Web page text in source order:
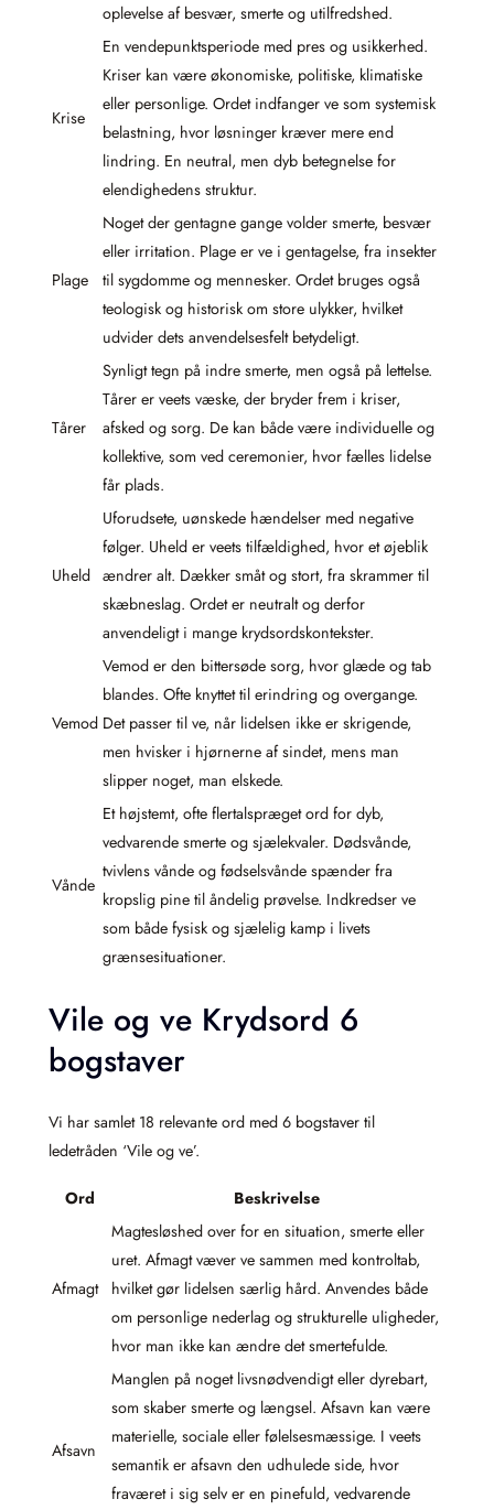
oplevelse af besvær, smerte og utilfredshed.
Krise
En vendepunktsperiode med pres og usikkerhed.
Kriser kan være økonomiske, politiske, klimatiske
eller personlige. Ordet indfanger ve som systemisk
belastning, hvor løsninger kræver mere end
lindring. En neutral, men dyb betegnelse for
elendighedens struktur.
Plage
Noget der gentagne gange volder smerte, besvær
eller irritation. Plage er ve i gentagelse, fra insekter
til sygdomme og mennesker. Ordet bruges også
teologisk og historisk om store ulykker, hvilket
udvider dets anvendelsesfelt betydeligt.
Tårer
Synligt tegn på indre smerte, men også på lettelse.
Tårer er veets væske, der bryder frem i kriser,
afsked og sorg. De kan både være individuelle og
kollektive, som ved ceremonier, hvor fælles lidelse
får plads.
Uheld
Uforudsete, uønskede hændelser med negative
følger. Uheld er veets tilfældighed, hvor et øjeblik
ændrer alt. Dækker småt og stort, fra skrammer til
skæbneslag. Ordet er neutralt og derfor
anvendeligt i mange krydsordskontekster.
Vemod
Vemod er den bittersøde sorg, hvor glæde og tab
blandes. Ofte knyttet til erindring og overgange.
Det passer til ve, når lidelsen ikke er skrigende,
men hvisker i hjørnerne af sindet, mens man
slipper noget, man elskede.
Vånde
Et højstemt, ofte flertalspræget ord for dyb,
vedvarende smerte og sjælekvaler. Dødsvånde,
tvivlens vånde og fødselsvånde spænder fra
kropslig pine til åndelig prøvelse. Indkredser ve
som både fysisk og sjælelig kamp i livets
grænsesituationer.
Vile og ve Krydsord 6
bogstaver
Vi har samlet 18 relevante ord med 6 bogstaver til
ledetråden ‘Vile og ve’.
Ord Beskrivelse
Afmagt
Magtesløshed over for en situation, smerte eller
uret. Afmagt væver ve sammen med kontroltab,
hvilket gør lidelsen særlig hård. Anvendes både
om personlige nederlag og strukturelle uligheder,
hvor man ikke kan ændre det smertefulde.
Afsavn
Manglen på noget livsnødvendigt eller dyrebart,
som skaber smerte og længsel. Afsavn kan være
materielle, sociale eller følelsesmæssige. I veets
semantik er afsavn den udhulede side, hvor
fraværet i sig selv er en pinefuld, vedvarende